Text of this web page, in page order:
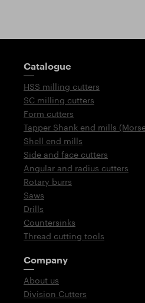
Guidepost
Catalogue
HSS milling cutters
SC milling cutters
Form cutters
Tapper Shank end mills
Shell end mills
Side and face cutters
Angular and radius cutters
Rotary burrs
Saws
Drills
Countersinks
Thread cutting tools
Company
About us
Division Cutters